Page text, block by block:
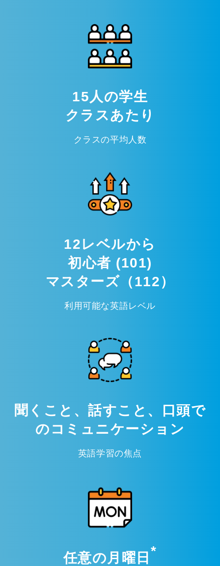
15人の学生
クラスあたり
クラスの平均人数
12レベルから
初心者 (101)
マスターズ（112）
利用可能な英語レベル
聞くこと、話すこと、口頭で
のコミュニケーション
英語学習の焦点
任意の月曜日 *